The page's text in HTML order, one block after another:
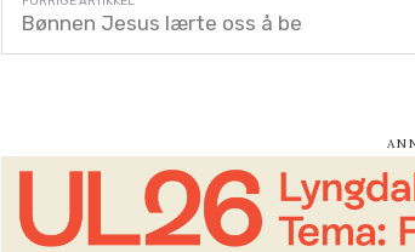
Bønnen Jesus lærte oss å be